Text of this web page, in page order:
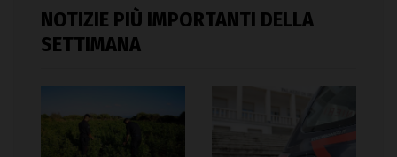
NOTIZIE PIÙ IMPORTANTI DELLA
SETTIMANA